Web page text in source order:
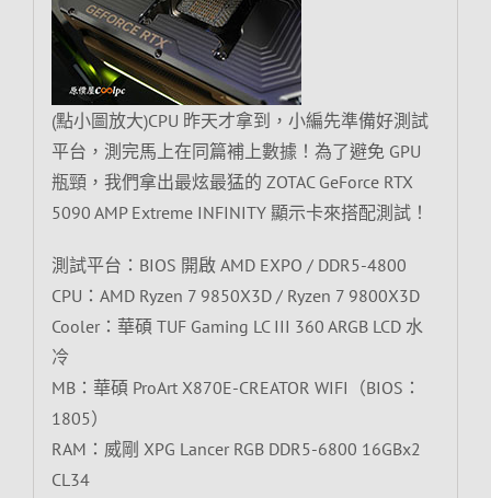
(點小圖放大)CPU 昨天才拿到，小編先準備好測試
平台，測完馬上在同篇補上數據！為了避免 GPU
瓶頸，我們拿出最炫最猛的 ZOTAC GeForce RTX
5090 AMP Extreme INFINITY 顯示卡來搭配測試！
測試平台：BIOS 開啟 AMD EXPO / DDR5-4800
CPU：AMD Ryzen 7 9850X3D / Ryzen 7 9800X3D
Cooler：華碩 TUF Gaming LC III 360 ARGB LCD 水
冷
MB：華碩 ProArt X870E-CREATOR WIFI（BIOS：
1805）
RAM：威剛 XPG Lancer RGB DDR5-6800 16GBx2
CL34